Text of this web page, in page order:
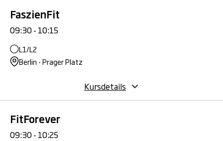
FaszienFit
09:30 - 10:15
L1/L2
Berlin - Prager Platz
Kursdetails
FitForever
09:30 - 10:25